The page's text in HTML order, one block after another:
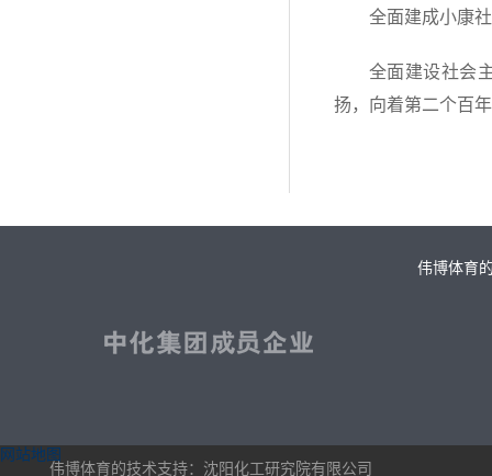
全面建成小康
全面建设社会
扬，向着第二个百
伟博体育
伟博体育的技术支持：沈阳化工研究院有限公司
网站地图